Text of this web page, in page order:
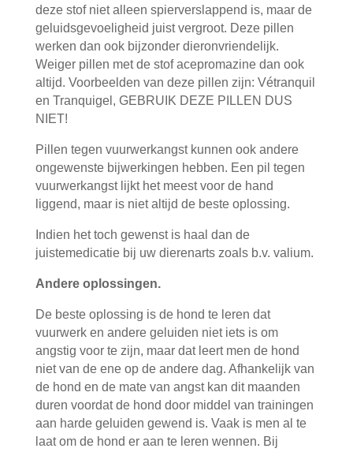
deze stof niet alleen spierverslappend is, maar de
geluidsgevoeligheid juist vergroot. Deze pillen
werken dan ook bijzonder dieronvriendelijk.
Weiger pillen met de stof acepromazine dan ook
altijd. Voorbeelden van deze pillen zijn: Vétranquil
en Tranquigel, GEBRUIK DEZE PILLEN DUS
NIET!
Pillen tegen vuurwerkangst kunnen ook andere
ongewenste bijwerkingen hebben. Een pil tegen
vuurwerkangst lijkt het meest voor de hand
liggend, maar is niet altijd de beste oplossing.
Indien het toch gewenst is haal dan de
juistemedicatie bij uw dierenarts zoals b.v. valium.
Andere oplossingen.
De beste oplossing is de hond te leren dat
vuurwerk en andere geluiden niet iets is om
angstig voor te zijn, maar dat leert men de hond
niet van de ene op de andere dag. Afhankelijk van
de hond en de mate van angst kan dit maanden
duren voordat de hond door middel van trainingen
aan harde geluiden gewend is. Vaak is men al te
laat om de hond er aan te leren wennen. Bij